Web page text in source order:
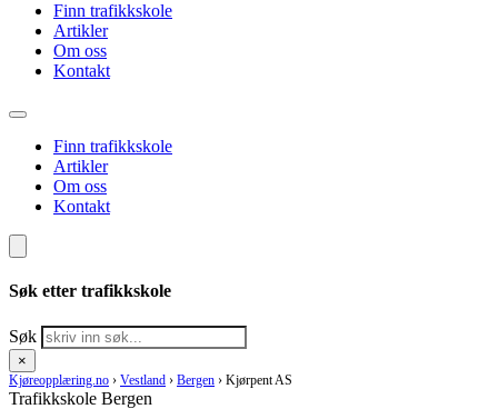
Finn trafikkskole
Artikler
Om oss
Kontakt
Finn trafikkskole
Artikler
Om oss
Kontakt
Søk etter trafikkskole
Søk
×
Kjøreopplæring.no › Vestland › Bergen › Kjørpent AS
Trafikkskole Bergen